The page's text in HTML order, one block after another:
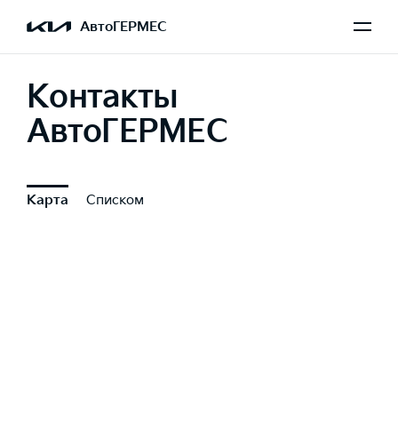
АвтоГЕРМЕС
Контакты
АвтоГЕРМЕС
Карта Списком